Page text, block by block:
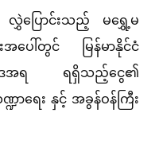
ပြောင်းသည့် မရွှေ့မ
အပေါ်တွင် မြန်မာနိုင်ငံ
ေအရ ရရှိသည့်ငွေ၏
ာရေး နှင့် အခွန်ဝန်ကြီး